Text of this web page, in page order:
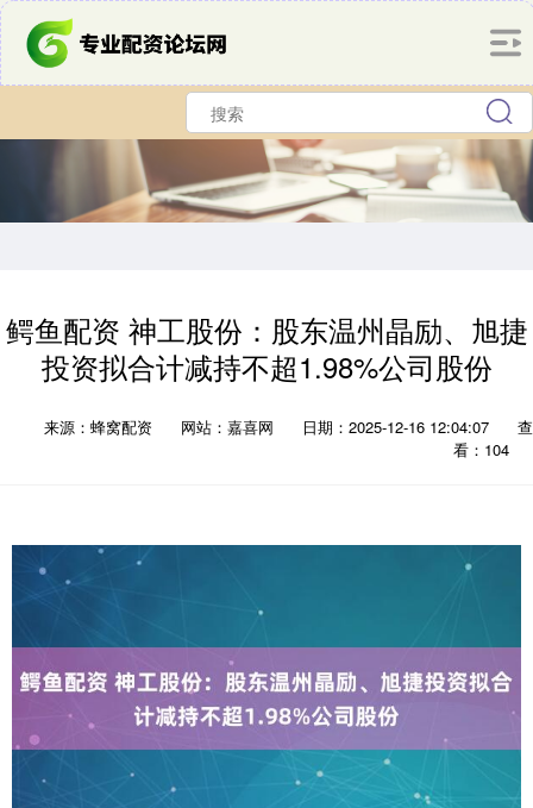
鳄鱼配资 神工股份：股东温州晶励、旭捷
投资拟合计减持不超1.98%公司股份
来源：蜂窝配资 网站：嘉喜网 日期：2025-12-16 12:04:07
查
看：104